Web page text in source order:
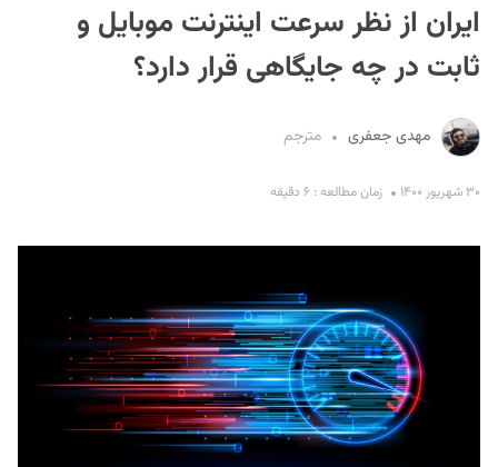
ایران از نظر سرعت اینترنت موبایل و
ثابت در چه جایگاهی قرار دارد؟
مهدی جعفری مترجم
۳۰ شهریور ۱۴۰۰ زمان مطالعه : ۶ دقیقه